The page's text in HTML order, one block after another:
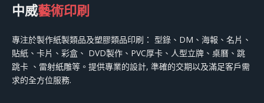
中威藝術印刷
專注於製作紙製類品及塑膠類品印刷： 型錄、DM、海報、名片、
貼紙、卡片、彩盒、 DVD製作、PVC厚卡、人型立牌、桌曆、跳
跳卡 、雷射紙雕等。提供專業的設計, 準確的交期以及滿足客戶需
求的全方位服務.